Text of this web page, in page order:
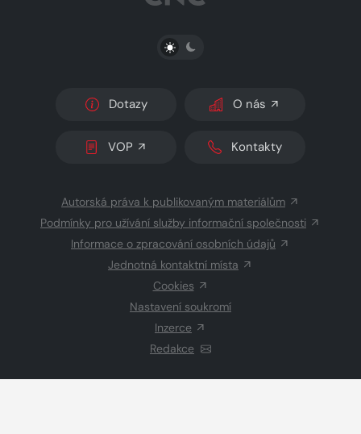
PŘEPNOUT SVĚTLÝ/TMAVÝ REŽIM
Dotazy O nás
VOP Kontakty
Autorská práva k publikovaným materiálům
Podmínky pro užívání služby informační společnosti
Informace o zpracování osobních údajů
Jednotná kontaktní místa
Cookies
Nastavení soukromí
Inzerce
Redakce